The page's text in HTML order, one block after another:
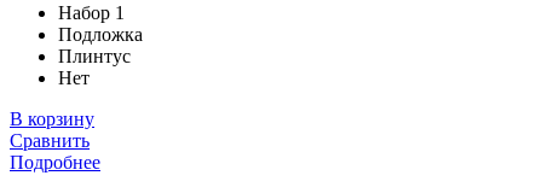
Набор 1
Подложка
Плинтус
Нет
В корзину
Сравнить
Подробнее